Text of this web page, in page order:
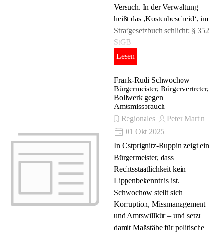
Versuch. In der Verwaltung
heißt das ‚Kostenbescheid‘, im
Strafgesetzbuch schlicht: § 352
StGB
Lesen
Frank-Rudi Schwochow –
Bürgermeister, Bürgervertreter,
Bollwerk gegen
Amtsmissbrauch
Regionales
Peter Martin
01 Okt 2025
In Ostprignitz-Ruppin zeigt ein
Bürgermeister, dass
Rechtsstaatlichkeit kein
Lippenbekenntnis ist.
Schwochow stellt sich
Korruption, Missmanagement
und Amtswillkür – und setzt
damit Maßstäbe für politische